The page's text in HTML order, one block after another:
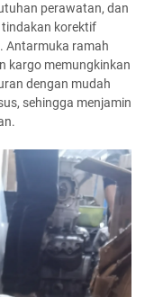
perawatan, dan
tindakan korektif
Antarmuka ramah
kargo memungkinkan
dengan mudah
sehingga menjamin